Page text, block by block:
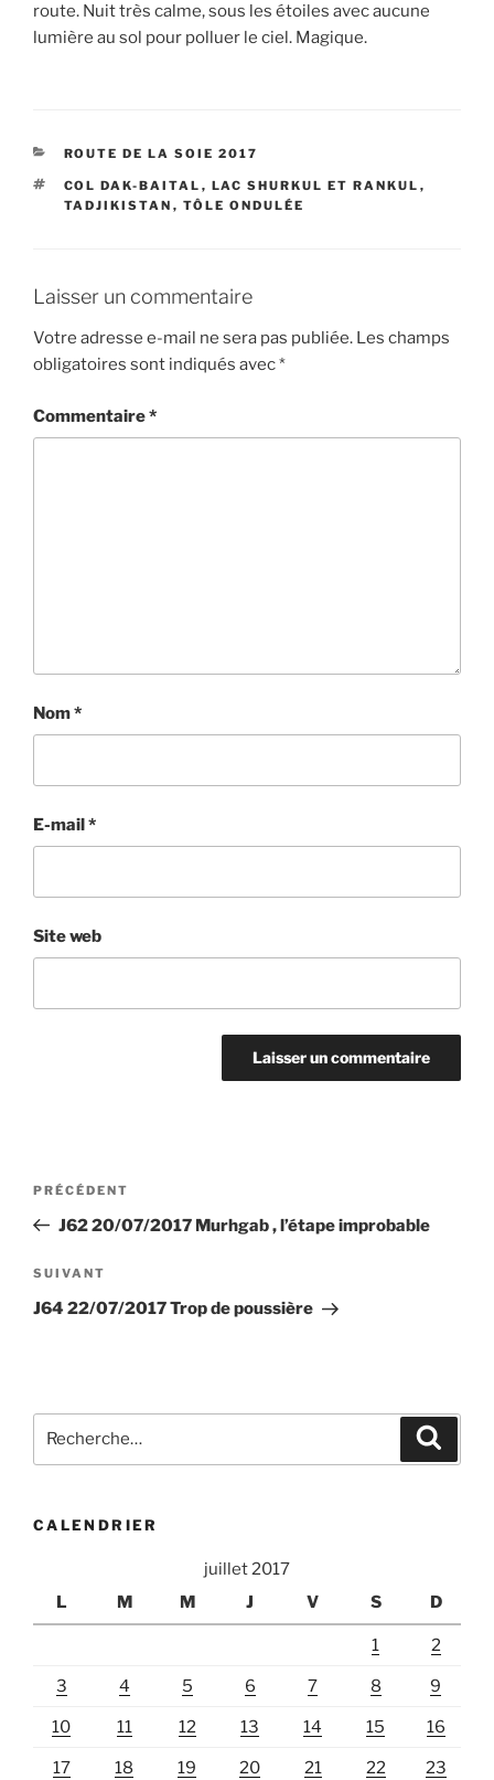
route. Nuit très calme, sous les étoiles avec aucune
lumière au sol pour polluer le ciel. Magique.
CATÉGORIES
ROUTE DE LA SOIE 2017
ÉTIQUETTES
COL DAK-BAITAL , LAC SHURKUL ET RANKUL ,
TADJIKISTAN , TÔLE ONDULÉE
Laisser un commentaire
Votre adresse e-mail ne sera pas publiée. Les champs
obligatoires sont indiqués avec*
Commentaire*
Nom*
E-mail*
Site web
Navigation
l’article
Article
précédent
PRÉCÉDENT
J62 20/07/2017 Murhgab , l’étape improbable
Article
suivant
SUIVANT
J64 22/07/2017 Trop de poussière
pour
CALENDRIER
juillet 2017
L
M M J V S D
1 2
3 4 5 6 7 8 9
10 11 12 13 14 15 16
17 18 19 20 21 22 23